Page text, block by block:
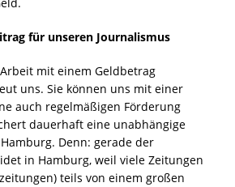
für unseren Journalismus
mit einem Geldbetrag
uns. Sie können uns mit einer
auch regelmäßigen Förderung
dauerhaft eine unabhängige
Denn: gerade der
in Hamburg, weil viele Zeitungen
teils von einem großen